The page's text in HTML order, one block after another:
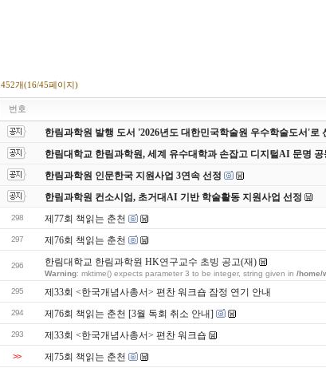
452개(16/45페이지)
번호
한림과학원 발행 도서 '2026년도 대한민국학술원 우수학술도서'로
한림대학교 한림과학원, 세계 유수대학과 손잡고 디지털AI 문명 공
한림과학원 인문한국 지원사업 3연속 선정
한림과학원 컨소시엄, 초거대AI 기반 학술활동 지원사업 선정
298 제77회 책읽는 춘천
297 제76회 책읽는 춘천
296 한림대학교 한림과학원 HK연구교수 초빙 공고(재)
Warning: mktime() expects parameter 3 to be integer, string given in /home/
295 제33회 <한국개념사총서> 편찬 워크숍 잠정 연기 안내
294 제76회 책읽는 춘천 [3월 독회 취소 안내]
293 제33회 <한국개념사총서> 편찬 워크숍
>> 제75회 책읽는 춘천